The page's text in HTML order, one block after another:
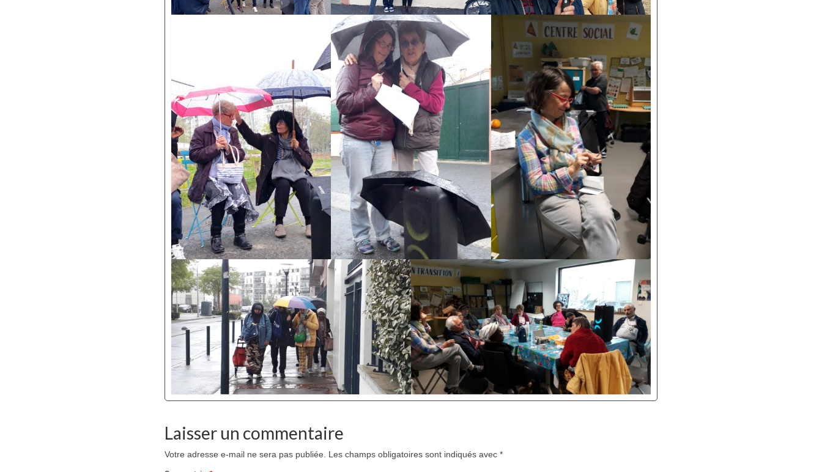
Laisser un commentaire
Votre adresse e-mail ne sera pas publiée. Les champs obligatoires sont indiqués avec *